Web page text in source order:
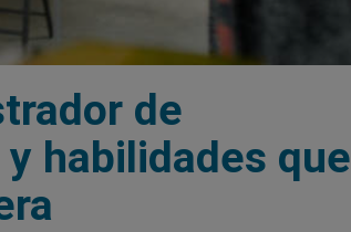
de
habilidades que